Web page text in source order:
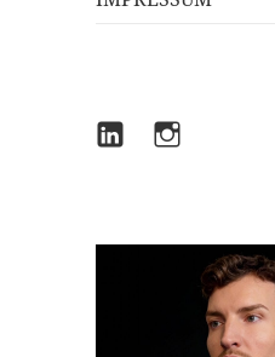
LINKEDININSTAGRAM